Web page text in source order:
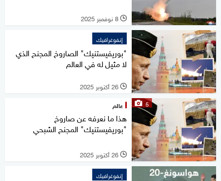
l 8 نوفمبر 2025
إنفوغرافيك
"بوريفيستنيك" الصاروخ المجنح الذي
لا مثيل له في العالم
l 26 أكتوبر 2025
5 عالم
هذا ما نعرفه عن صاروخ
"بوريفيستنيك" المجنح الشبحي
l 26 أكتوبر 2025
إنفوغرافيك